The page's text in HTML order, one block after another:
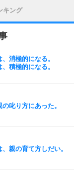
キング
消極的になる。
積極的になる。
叱り方にあった。
親の育て方しだい。